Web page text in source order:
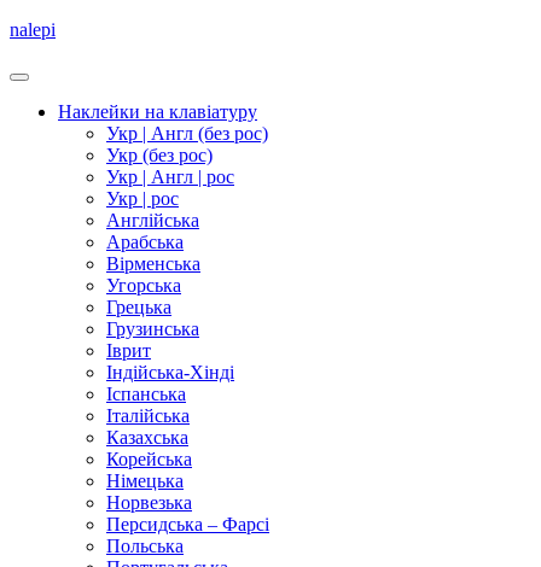
nalepi
Наклейки на клавіатуру
Укр | Англ (без рос)
Укр (без рос)
Укр | Англ | рос
Укр | рос
Англійська
Арабська
Вірменська
Угорська
Грецька
Грузинська
Іврит
Індійська-Хінді
Іспанська
Італійська
Казахська
Корейська
Німецька
Норвезька
Персидська – Фарсі
Польська